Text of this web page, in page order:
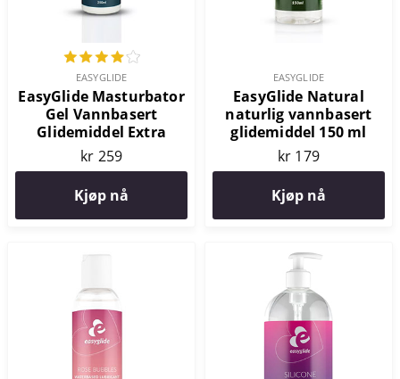
EASYGLIDE
EasyGlide Masturbator
Gel Vannbasert
Glidemiddel Extra
Smooth 250 ml
kr 259
Kjøp nå
EASYGLIDE
EasyGlide Natural
naturlig vannbasert
glidemiddel 150 ml
kr 179
Kjøp nå